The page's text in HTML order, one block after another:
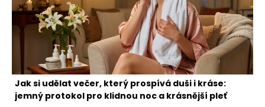
Jak si udělat večer, který prospívá duši i kráse:
jemný protokol pro klidnou noc a krásnější pleť